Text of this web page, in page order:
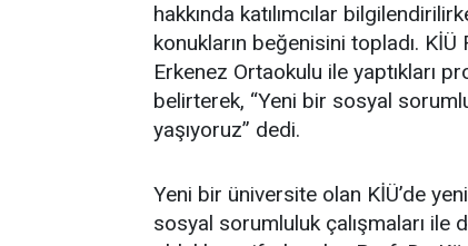
hakkında katılımcılar
konukların beğenisini topladı.
Erkenez Ortaokulu ile yaptıkları
belirterek, “Yeni bir sosyal
yaşıyoruz” dedi.
Yeni bir üniversite olan KİÜ’de
sosyal sorumluluk çalışmaları ile